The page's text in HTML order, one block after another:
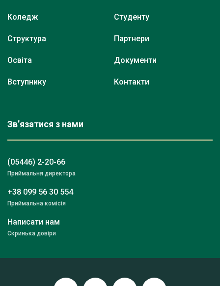
Коледж
Структура
Освіта
Вступнику
Студенту
Партнери
Документи
Контакти
Зв’язатися з нами
(05446) 2-20-66
Приймальня директора
+38 099 56 30 554
Приймальна комісія
Написати нам
Скринька довіри